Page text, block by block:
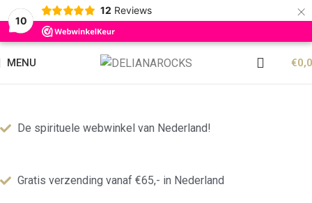
10
12 Reviews ×
MENU €
De spirituele webwinkel van Nederland!
Gratis verzending vanaf €65,- in Nederland